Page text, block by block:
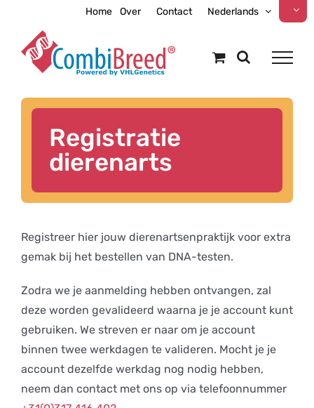
inhoud
Home Over Contact Nederlands
Registratie
dierenarts
Registreer hier jouw dierenartsenpraktijk voor extra
gemak bij het bestellen van DNA-testen.
Zodra we je aanmelding hebben ontvangen, zal
deze worden gevalideerd waarna je je account kunt
gebruiken. We streven er naar om je account
binnen twee werkdagen te valideren. Mocht je je
account dezelfde werkdag nog nodig hebben,
neem dan contact met ons op via telefoonnummer